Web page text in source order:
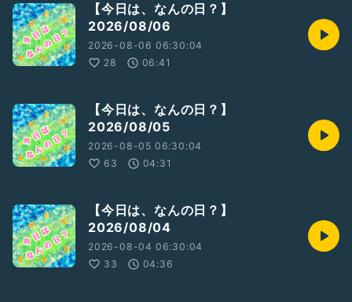
【今日は、なんの日？】
2026/08/06
2026-08-06 06:30:04
28
06:41
【今日は、なんの日？】
2026/08/05
2026-08-05 06:30:04
63
04:31
【今日は、なんの日？】
2026/08/04
2026-08-04 06:30:04
33
04:36